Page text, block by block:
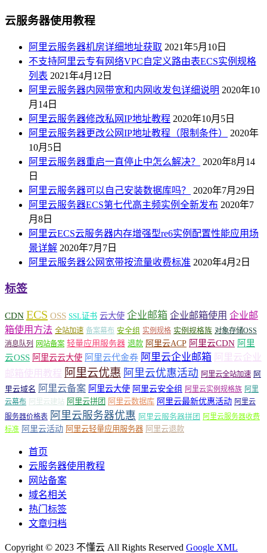
云服务器使用教程
阿里云服务器机房详细地址获取 2021年5月10日
不支持阿里云专有网络VPC自定义路由表ECS实例规格
列表 2021年4月12日
阿里云服务器内网带宽和内网收发包详细说明 2020年10
月14日
阿里云服务器修改私网IP地址教程 2020年10月5日
阿里云服务器更改公网IP地址教程（限制条件）
2020年
10月5日
阿里云服务器重启一直停止中怎么解决？
2020年8月14
日
阿里云服务器可以自己安装数据库吗？
2020年7月29日
阿里云服务器ECS第七代高主频实例全新发布 2020年7
月8日
阿里云ECS云服务器内存增强型re6实例配置性能应用场
景详解 2020年7月7日
阿里云服务器公网宽带按流量收费标准 2020年4月2日
标签
CDN ECS OSS SSL证书 云大使 企业邮箱 企业邮箱使用 企业邮
箱使用方法 全站加速 备案幕布 安全组 实例规格 实例规格族 对象存储OSS
消息队列
网站备案 轻量应用服务器 退款 阿里云ACP 阿里云CDN 阿里
云OSS 阿里云云大使 阿里云代金券 阿里云企业邮箱 阿里云企业
邮箱使用教程 阿里云优惠 阿里云优惠活动 阿里云全站加速 阿
里云域名 阿里云备案 阿里云大使 阿里云安全组 阿里云实例规格族 阿里
云幕布 阿里云建站 阿里云拼团 阿里云数据库 阿里云最新优惠活动 阿里云
服务器价格表 阿里云服务器优惠 阿里云服务器拼团 阿里云服务器收费
标准 阿里云活动 阿里云轻量应用服务器 阿里云退款
首页
云服务器使用教程
网站备案
域名相关
热门标签
文章归档
Copyright © 2023 不懂云 All Rights Reserved Google XML